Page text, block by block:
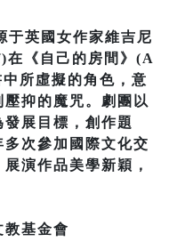
于英國女作家維吉尼
《自己的房間》(A
所虛擬的角色，意
抑的魔咒。劇團以
展目標，創作題
次參加國際文化交
演作品美學新穎，
教基金會